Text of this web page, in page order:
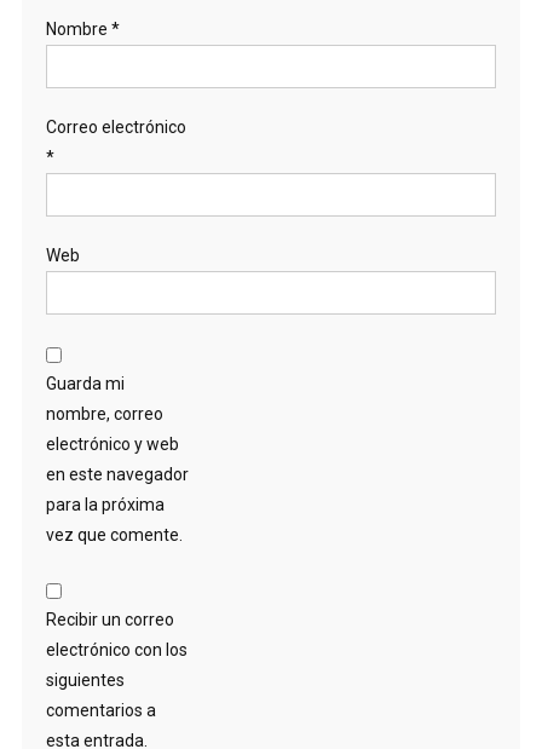
Nombre *
Correo electrónico
*
Web
Guarda mi
nombre, correo
electrónico y web
en este navegador
para la próxima
vez que comente.
Recibir un correo
electrónico con los
siguientes
comentarios a
esta entrada.